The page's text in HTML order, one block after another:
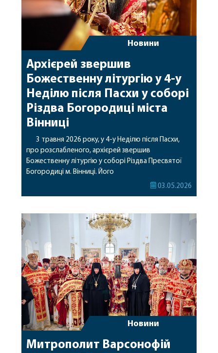
Новини
Архієрей звершив
Божественну літургію у 4-у
Неділю після Пасхи у соборі
Різдва Богородиці міста
Вінниці
3 травня 2026 року, у 4-у Неділю після Пасхи,
про розслабленого, архієрей звершив
Божественну літургію у соборі Різдва Пресвятої
Богородиці м. Вінниці. Його
Високопреосвященству співслужили духівник
особливі молитви за мир в Україні, перемогу,
українських воїнів і весь народ. Після читання
Святого Євангелія архієрей […]
03.05.2026
Новини
Митрополит Варсонофій